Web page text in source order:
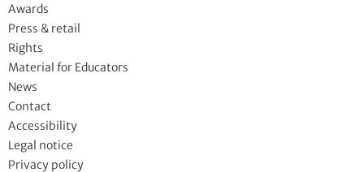
Awards
Press & retail
Rights
Material for Educators
News
Contact
Accessibility
Legal notice
Privacy policy